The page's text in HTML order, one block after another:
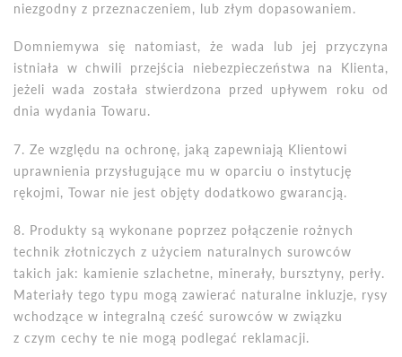
niezgodny z przeznaczeniem, lub złym dopasowaniem.
Domniemywa się natomiast, że wada lub jej przyczyna
istniała w chwili przejścia niebezpieczeństwa na Klienta,
jeżeli wada została stwierdzona przed upływem roku od
dnia wydania Towaru.
7. Ze względu na ochronę, jaką zapewniają Klientowi
uprawnienia przysługujące mu w oparciu o instytucję
rękojmi, Towar nie jest objęty dodatkowo gwarancją.
8. Produkty są wykonane poprzez połączenie rożnych
technik złotniczych z użyciem naturalnych surowców
takich jak: kamienie szlachetne, minerały, bursztyny, perły.
Materiały tego typu mogą zawierać naturalne inkluzje, rysy
wchodzące w integralną cześć surowców w związku
z czym cechy te nie mogą podlegać reklamacji.